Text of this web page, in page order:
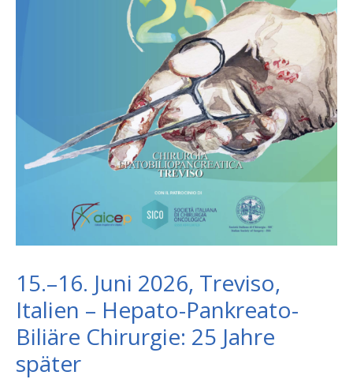
15.–16. Juni 2026, Treviso,
Italien – Hepato-Pankreato-
Biliäre Chirurgie: 25 Jahre
später